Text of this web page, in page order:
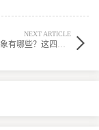
NEXT ARTICLE
复读的适用对象有哪些？这四类学生不适合复读，你家孩子在列吗？